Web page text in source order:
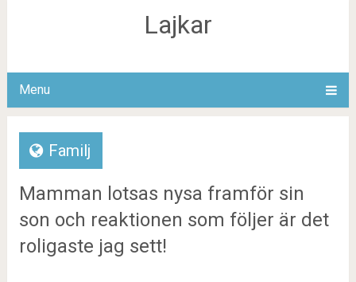
Lajkar
Menu
Familj
Mamman lotsas nysa framför sin
son och reaktionen som följer är det
roligaste jag sett!